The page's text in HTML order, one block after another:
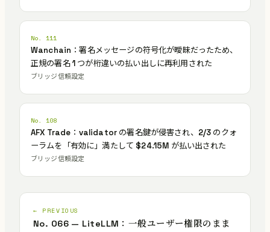
No. 111
Wanchain：署名メッセージの符号化が曖昧だったため、
正規の署名 1 つが桁違いの払い出しに再利用された
ブリッジ信頼設定
No. 108
AFX Trade：validator の署名鍵が侵害され、2/3 のクォ
ーラムを「有効に」満たして $24.15M が払い出された
ブリッジ信頼設定
← PREVIOUS
No. 066 — LiteLLM：一般ユーザー権限のまま